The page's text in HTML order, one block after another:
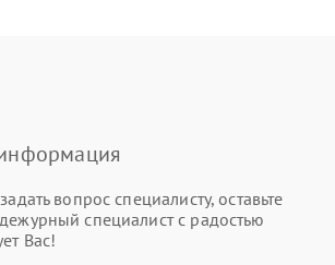
вопрос специалисту, оставьте
специалист с радостью
Вас!